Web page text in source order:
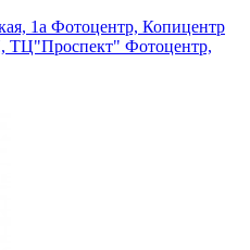
1а Фотоцентр, Копицентр
ТЦ"Проспект" Фотоцентр,